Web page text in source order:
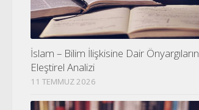
İslam – Bilim İlişkisine Dair Önyargıların
Eleştirel Analizi
11 TEMMUZ 2026